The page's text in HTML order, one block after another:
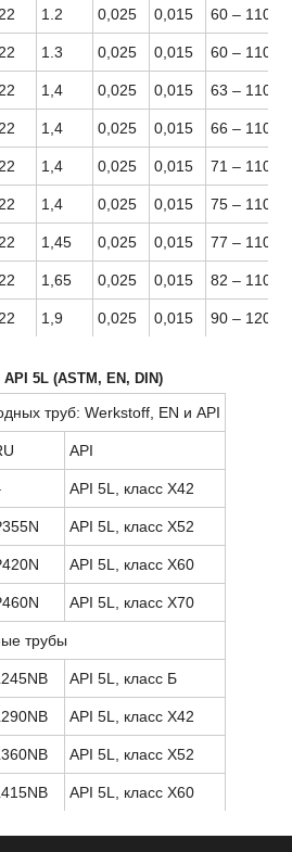
1.2 0,025 0,015 60 – 110
1.3 0,025 0,015 60 – 110
1,4 0,025 0,015 63 – 110
1,4 0,025 0,015 66 – 110
1,4 0,025 0,015 71 – 110
1,4 0,025 0,015 75 – 110
1,45 0,025 0,015 77 – 110
1,65 0,025 0,015 82 – 110
1,9 0,025 0,015 90 – 120
5L (ASTM, EN, DIN)
труб: Werkstoff, EN и API
API
API 5L, класс X42
API 5L, класс X52
API 5L, класс X60
API 5L, класс X70
трубы
API 5L, класс Б
API 5L, класс X42
API 5L, класс X52
API 5L, класс X60